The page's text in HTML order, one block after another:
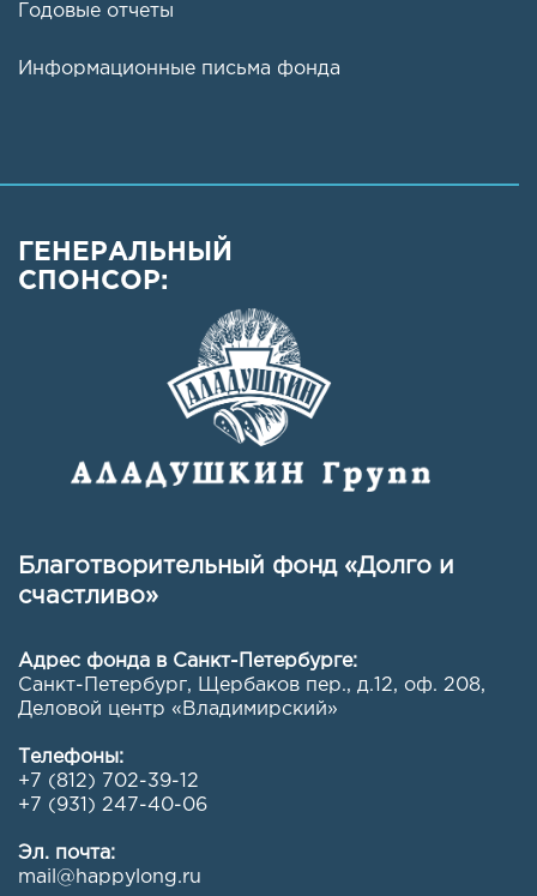
Годовые отчеты
Информационные письма фонда
ГЕНЕРАЛЬНЫЙ
СПОНСОР:
Благотворительный фонд «Долго и
счастливо»
Адрес фонда в Санкт-Петербурге:
Санкт-Петербург, Щербаков пер., д.12, оф. 208,
Деловой центр «Владимирский»
Телефоны:
+7 (812) 702-39-12
+7 (931) 247-40-06
Эл. почта:
mail@happylong.ru